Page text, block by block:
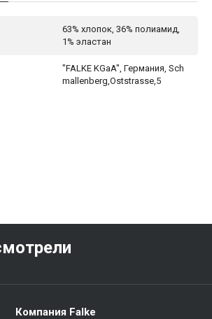
63% хлопок, 36% полиамид,
1% эластан
"FALKE KGaA", Германия, Sch
mallenberg,Oststrasse,5
Компания Falke